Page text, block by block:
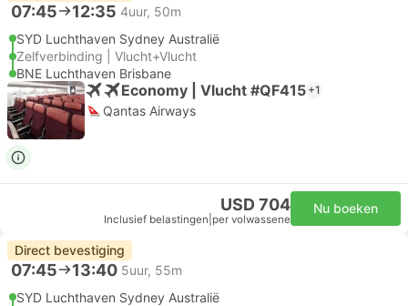
07:45 12:35 4uur, 50m
SYD Luchthaven Sydney Australië
Zelfverbinding | Vlucht+Vlucht
BNE Luchthaven Brisbane
Economy | Vlucht #QF415 +1
Qantas Airways
USD 704
Inclusief belastingen per volwassene
Nu boeken
Direct bevestiging
07:45 13:40 5uur, 55m
SYD Luchthaven Sydney Australië